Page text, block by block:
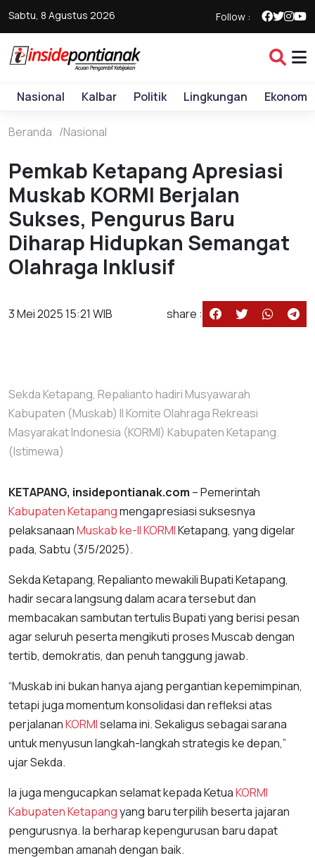
Sabtu, 8 Agustus 2026 Follow :
Nasional Kalbar Politik Lingkungan Ekonomi
Beranda Nasional
Pemkab Ketapang Apresiasi
Muskab KORMI Berjalan
Sukses, Pengurus Baru
Diharap Hidupkan Semangat
Olahraga Inklusif
3 Mei 2025 15:21 WIB share :
Sekda Ketapang, Repalianto hadiri Musyawarah
Kabupaten (Muskab) II Komite Olahraga Rekreasi
Masyarakat Indonesia (KORMI) Kabupaten Ketapang.
(Istimewa)
KETAPANG, insidepontianak.com – Pemerintah
Kabupaten Ketapangmengapresiasi suksesnya
pelaksanaanMuskab ke-IIKORMIKetapang, yang digelar
pada, Sabtu (3/5/2025).
Sekda Ketapang, Repalianto mewakili Bupati Ketapang,
hadir secara langsung dalam acara tersebut dan
membacakan sambutan tertulis Bupati yang berisi pesan
agar seluruh peserta mengikuti proses Muscab dengan
tertib, demokratis, dan penuh tanggung jawab.
“Muskab ini bukan hanya ajang pergantian kepemimpinan,
tetapi juga momentum konsolidasi dan refleksi atas
perjalananKORMIselama ini. Sekaligus sebagai sarana
untuk menyusun langkah-langkah strategis ke depan,”
ujar Sekda.
Ia juga mengucapkan selamat kepada KetuaKORMI
Kabupaten Ketapangyang baru terpilih beserta jajaran
pengurusnya. Ia berharap kepengurusan baru dapat
mengemban amanah dengan baik.